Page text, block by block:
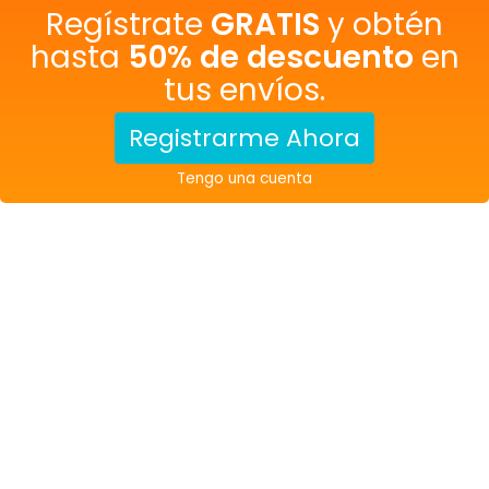
Regístrate GRATIS y obtén
hasta 50% de descuento en
tus envíos.
Registrarme Ahora
Tengo una cuenta